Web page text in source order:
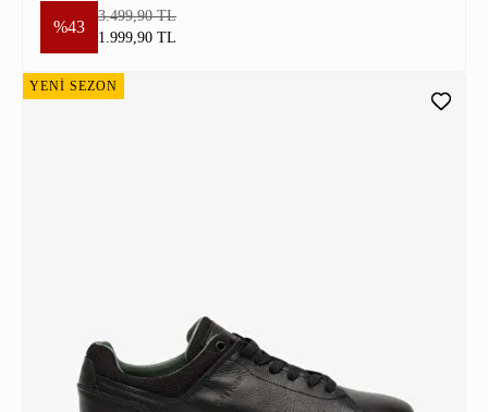
%43
3.499,90 TL
1.999,90 TL
YENİ SEZON